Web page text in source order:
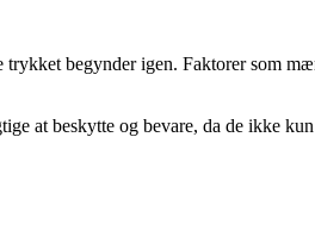
begynder igen. Faktorer som
at beskytte og bevare, da de ikke